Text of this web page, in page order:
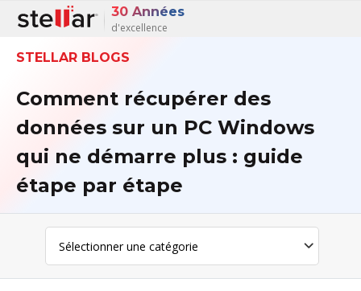
30 Années
d'excellence
STELLAR BLOGS
Comment récupérer des
données sur un PC Windows
qui ne démarre plus : guide
étape par étape